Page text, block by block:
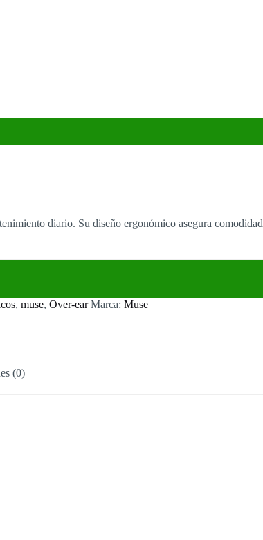
diario. Su diseño ergonómico asegura comodidad
, muse, Over-ear Marca: Muse
(0)